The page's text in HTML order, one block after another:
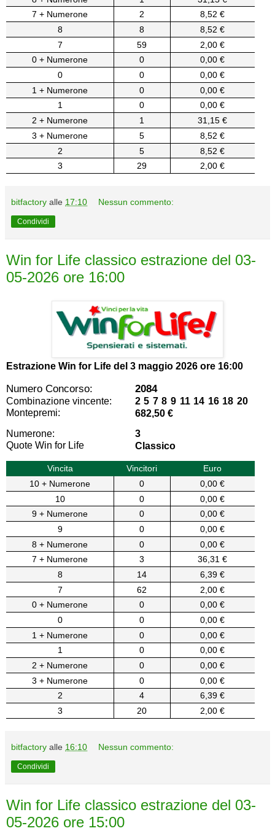
7 + Numerone
2
8,52 €
8
8
8,52 €
7
59
2,00 €
0 + Numerone
0
0,00 €
0
0
0,00 €
1 + Numerone
0
0,00 €
1
0
0,00 €
2 + Numerone
1
31,15 €
3 + Numerone
5
8,52 €
2
5
8,52 €
3
29 2,00 €
bitfactory alle 17:10 Nessun commento:
Condividi
Win for Life classico estrazione del 03-
05-2026 ore 16:00
Estrazione Win for Life del 3 maggio 2026 ore 16:00
Numero Concorso: 2084
Combinazione vincente:
2 5 7 8 9 11 14 16 18 20
Montepremi:
682,50 €
Numerone:
3
Quote Win for Life
Classico
Vincita Vincitori
Euro
10 + Numerone
0
0,00 €
10
0
0,00 €
9 + Numerone
0
0,00 €
9
0
0,00 €
8 + Numerone
0
0,00 €
7 + Numerone
3
36,31 €
8
14
6,39 €
7
62
2,00 €
0 + Numerone
0
0,00 €
0
0
0,00 €
1 + Numerone
0
0,00 €
1
0
0,00 €
2 + Numerone
0
0,00 €
3 + Numerone
0
0,00 €
2
4
6,39 €
3
20 2,00 €
bitfactory alle 16:10 Nessun commento:
Condividi
Win for Life classico estrazione del 03-
05-2026 ore 15:00